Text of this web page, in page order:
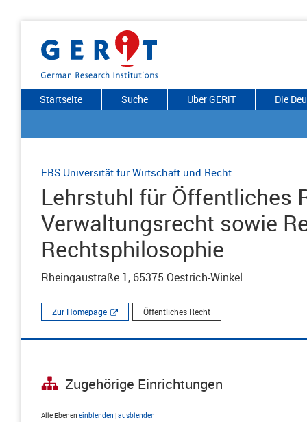
Startseite Suche Über GERiT Die
EBS Universität für Wirtschaft und Recht
Lehrstuhl für Öffentliches
Verwaltungsrecht sowie
Rechtsphilosophie
Rheingaustraße 1, 65375 Oestrich-Winkel
Zur Homepage Öffentliches Recht
Zugehörige Einrichtungen
Alle Ebenen einblenden |ausblenden